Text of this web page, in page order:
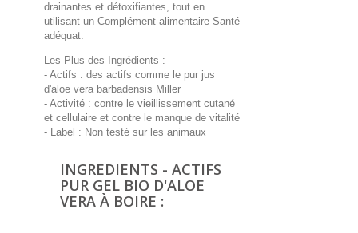
drainantes et détoxifiantes, tout en
utilisant un Complément alimentaire Santé
adéquat.
Les Plus des Ingrédients :
- Actifs : des actifs comme le pur jus
d'aloe vera barbadensis Miller
- Activité : contre le vieillissement cutané
et cellulaire et contre le manque de vitalité
- Label : Non testé sur les animaux
INGREDIENTS - ACTIFS
PUR GEL BIO D'ALOE
VERA À BOIRE :